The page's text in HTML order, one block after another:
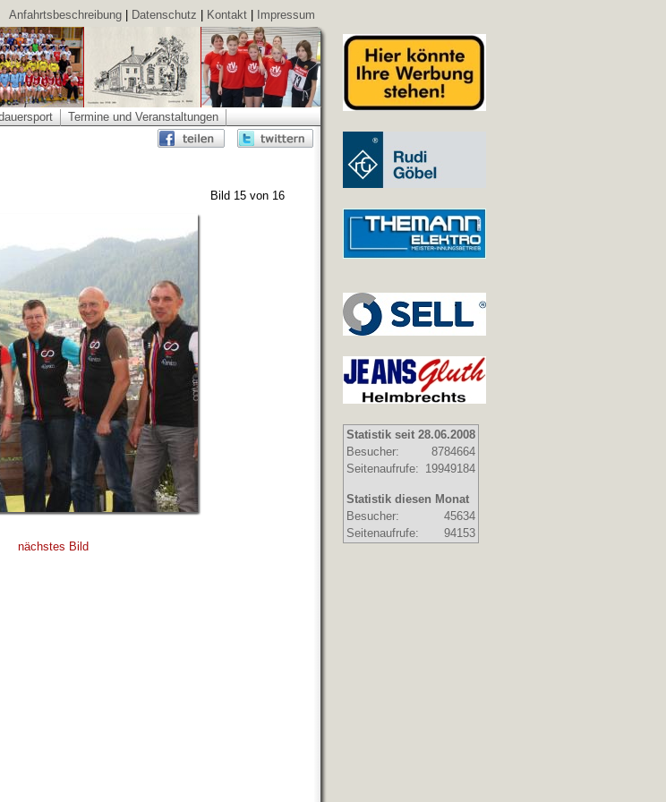
Anfahrtsbeschreibung Datenschutz Kontakt Impressum
Termine und Veranstaltungen
Bild 15 von 16
nächstes Bild
Statistik seit 28.06.2008
Besucher:
8784664
Seitenaufrufe: 19949184
Statistik diesen Monat
Besucher:
45634
Seitenaufrufe:
94153